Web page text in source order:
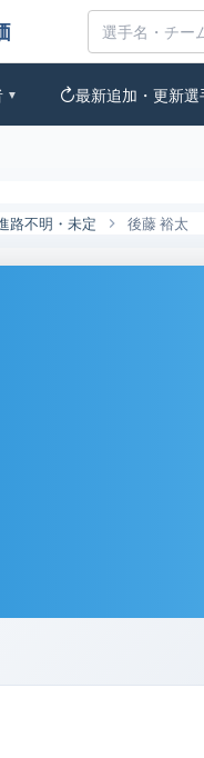
評価
▼ 最新追加・更新選
路不明・未定 後藤 裕太